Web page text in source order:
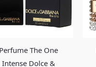
Perfume The One
Intense Dolce &